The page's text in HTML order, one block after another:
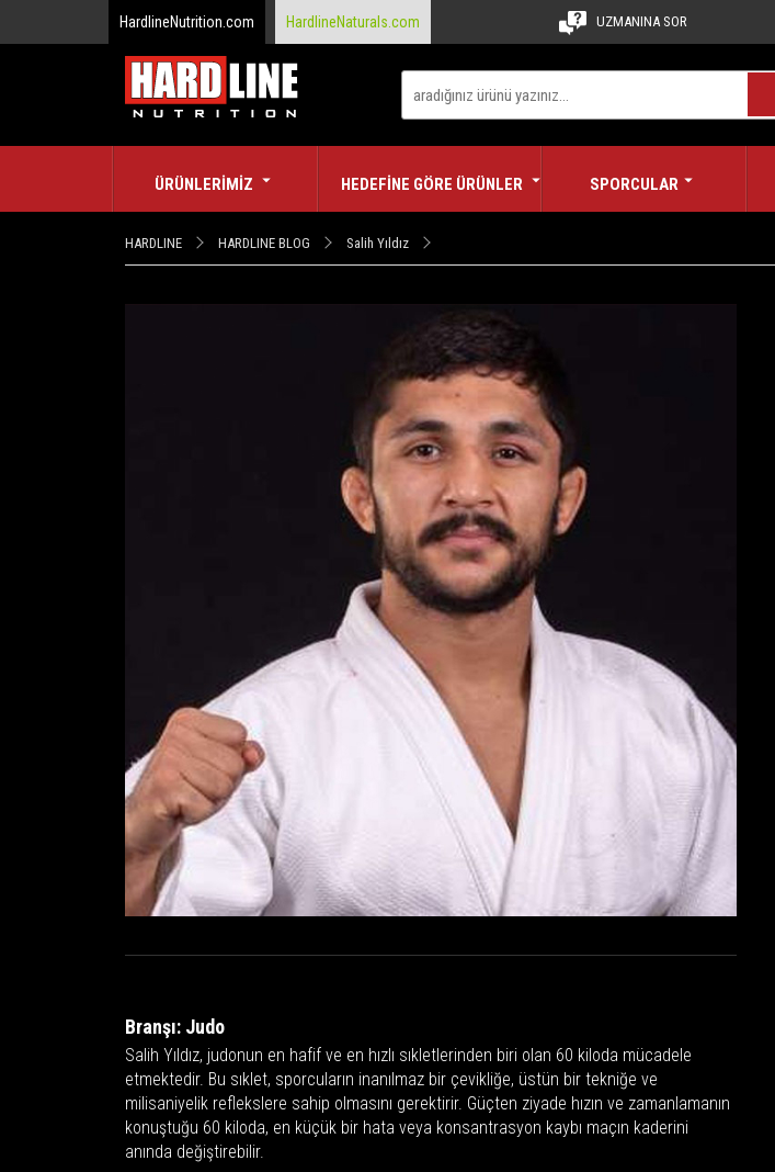
HardlineNutrition.com HardlineNaturals.com UZMANINA SOR
ÜRÜNLERİMİZ HEDEFİNE GÖRE ÜRÜNLER SPORCULAR
HARDLINE HARDLINE BLOG Salih Yıldız
Branşı: Judo
Salih Yıldız, judonun en hafif ve en hızlı sıkletlerinden biri olan 60 kiloda mücadele
etmektedir. Bu sıklet, sporcuların inanılmaz bir çevikliğe, üstün bir tekniğe ve
milisaniyelik reflekslere sahip olmasını gerektirir. Güçten ziyade hızın ve zamanlamanın
konuştuğu 60 kiloda, en küçük bir hata veya konsantrasyon kaybı maçın kaderini
anında değiştirebilir.